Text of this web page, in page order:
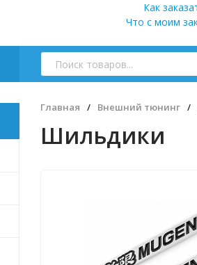
Как
Что с моим
Главная / Внешний тюнинг /
Шильдики